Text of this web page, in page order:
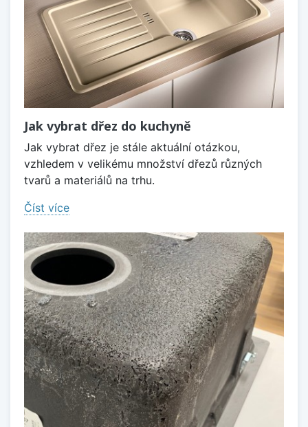
Jak vybrat dřez do kuchyně
Jak vybrat dřez je stále aktuální otázkou,
vzhledem v velikému množství dřezů různých
tvarů a materiálů na trhu.
Číst více